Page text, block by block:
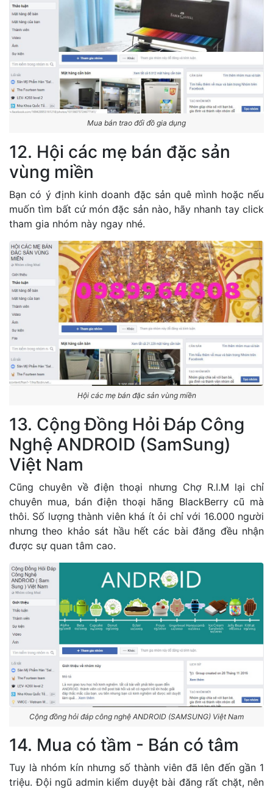
Mua bán trao đổi đồ gia dụng
12. Hội các mẹ bán đặc sản
vùng miền
Bạn có ý định kinh doanh đặc sản quê mình hoặc nếu
muốn tìm bất cứ món đặc sản nào, hãy nhanh tay click
tham gia nhóm này ngay nhé.
Hội các mẹ bán đặc sản vùng miền
13. Cộng Đồng Hỏi Đáp Công
Nghệ ANDROID (SamSung)
Việt Nam
Cũng chuyên về điện thoại nhưng Chợ R.I.M lại chỉ
chuyên mua, bán điện thoại hãng BlackBerry cũ mà
thôi. Số lượng thành viên khá ít ỏi chỉ với 16.000 người
nhưng theo khảo sát hầu hết các bài đăng đều nhận
được sự quan tâm cao.
Cộng đồng hỏi đáp công nghệ ANDROID (SAMSUNG) Việt Nam
14. Mua có tầm - Bán có tâm
Tuy là nhóm kín nhưng số thành viên đã lên đến gần 1
triệu. Đội ngũ admin kiểm duyệt bài đăng rất chặt, nên